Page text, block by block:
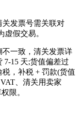
发票号需关联对
假交易。
一致，清关发票详
7-15 天;货值偏差过
，补税 + 罚款(货值
、清关用卖家
限。